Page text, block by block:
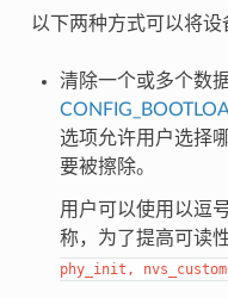
以下两种方式可以将设
清除一个或多个数
选项允许用户选择
要被擦除。
用户可以使用以逗
称，为了提高可读
phy_init,
nvs_custom